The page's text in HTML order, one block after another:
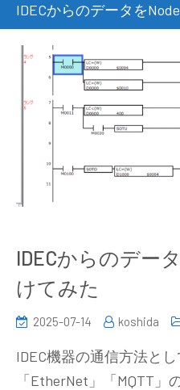
IDECからのデータを
IDECからのデー
けてみた
2025-07-14 koshida
IDEC機器の通信方法とし
「EtherNet」「MQTT」